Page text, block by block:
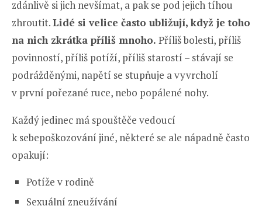
zdánlivě si jich nevšímat, a pak se pod jejich tíhou
zhroutit.Lidé si velice často ubližují, když je toho
na nich zkrátka příliš mnoho. Příliš bolesti, příliš
povinností, příliš potíží, příliš starostí – stávají se
podrážděnými, napětí se stupňuje a vyvrcholí
v první pořezané ruce, nebo popálené nohy.
Každý jedinec má spouštěče vedoucí
k sebepoškozování jiné, některé se ale nápadně často
opakují:
Potíže v rodině
Sexuální zneužívání